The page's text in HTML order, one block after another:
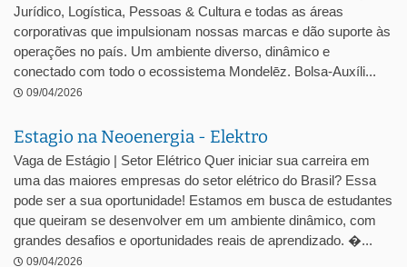
Jurídico, Logística, Pessoas & Cultura e todas as áreas
corporativas que impulsionam nossas marcas e dão suporte às
operações no país. Um ambiente diverso, dinâmico e
conectado com todo o ecossistema Mondelēz. Bolsa-Auxíli...
09/04/2026
Estagio na Neoenergia - Elektro
Vaga de Estágio | Setor Elétrico Quer iniciar sua carreira em
uma das maiores empresas do setor elétrico do Brasil? Essa
pode ser a sua oportunidade! Estamos em busca de estudantes
que queiram se desenvolver em um ambiente dinâmico, com
grandes desafios e oportunidades reais de aprendizado. �...
09/04/2026